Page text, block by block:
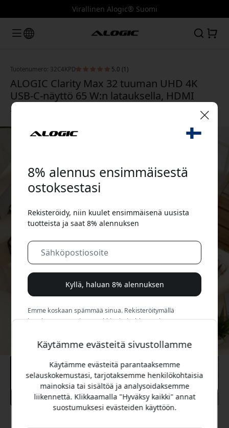
Virallinen Alogic® Suomi
Tuotenumero: 32C4KPD 5.0 (1)
ALOGIC Clarity Max 32 tuuman UHD 4K
USB-C-näyttö 65 W:n latauksella, HDMI
2.1:llä ja DisplayPort 1.4:llä - Hopea
Käytämme evästeitä sivustollamme
Käytämme evästeitä parantaaksemme
selauskokemustasi, tarjotaksemme henkilökohtaisia
mainoksia tai sisältöä ja analysoidaksemme
liikennettä. Klikkaamalla "Hyväksy kaikki" annat
suostumuksesi evästeiden käyttöön.
8% alennus ensimmäisestä
ostoksestasi
Rekisteröidy, niin kuulet ensimmäisenä uusista
tuotteista ja saat 8% alennuksen
Kyllä, haluan 8% alennuksen
Emme koskaan spämmää sinua. Rekisteröitymällä
hyväksyt satunnaiset markkinointisähköpostit, opastavat
🎉 Alennuskoodisi:
Käytä tätä koodia kassalla saadaksesi 8%
alennuksen.